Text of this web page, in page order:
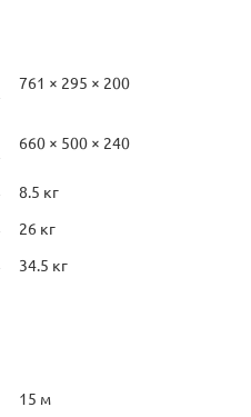
761 × 295 × 200
660 × 500 × 240
8.5 кг
26 кг
34.5 кг
15 м